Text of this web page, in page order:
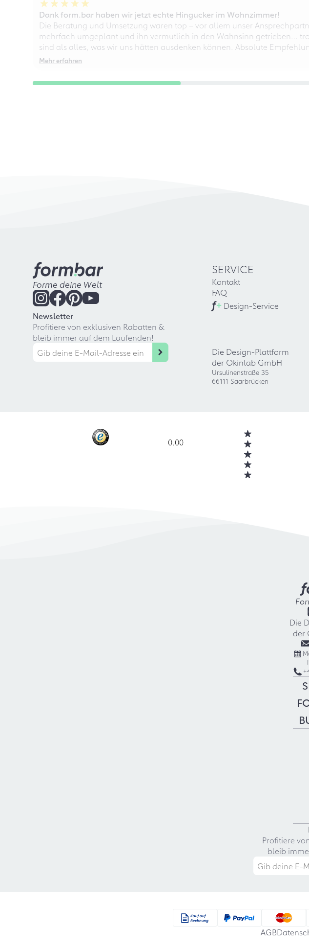
Dank form.bar haben wir jetzt echte Hingucker im Wohnzimmer!
Die Beratung und Umsetzung waren top – vor allem unser
mehrfach umgeplant und ihn vermutlich in den Wahnsinn getrieben…
sind als alles, was wir uns hätten ausdenken können. Absolute
Mehr erfahren
Forme deine Welt
Newsletter
Profitiere von exklusiven Rabatten &
bleib immer auf dem Laufenden!
SERVICE
Kontakt
FAQ
f+ Design-Service
Die Design-Plattform
der Okinlab GmbH
Ursulinenstraße 35
66111 Saarbrücken
0.00
Die
der
Profitiere
bleib
AGB